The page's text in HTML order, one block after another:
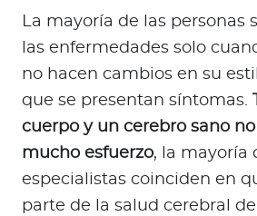
La mayoría de las personas
las enfermedades solo
no hacen cambios en su
que se presentan síntomas.
cuerpo y un cerebro sano
mucho esfuerzo, la mayoría
especialistas coinciden en
parte de la salud cerebral